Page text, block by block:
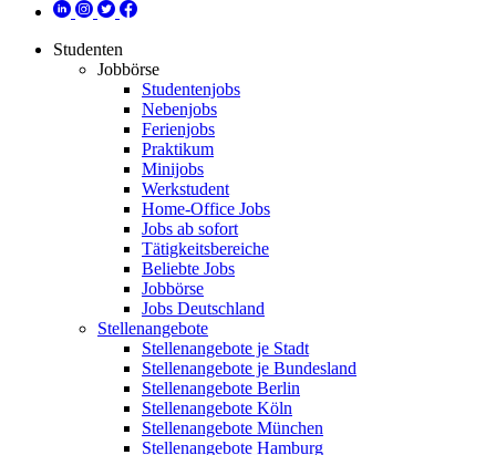
Studenten
Jobbörse
Studentenjobs
Nebenjobs
Ferienjobs
Praktikum
Minijobs
Werkstudent
Home-Office Jobs
Jobs ab sofort
Tätigkeitsbereiche
Beliebte Jobs
Jobbörse
Jobs Deutschland
Stellenangebote
Stellenangebote je Stadt
Stellenangebote je Bundesland
Stellenangebote Berlin
Stellenangebote Köln
Stellenangebote München
Stellenangebote Hamburg